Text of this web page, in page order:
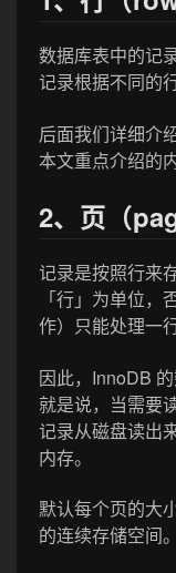
数据库表中的记
记录根据不同的
后面我们详细介
本文重点介绍的
2、页（
记录是按照行来
「行」为单位
作）只能处理一
因此，InnoDB
就是说，当需要
记录从磁盘读出
内存。
默认每个页的大
的连续存储空间。